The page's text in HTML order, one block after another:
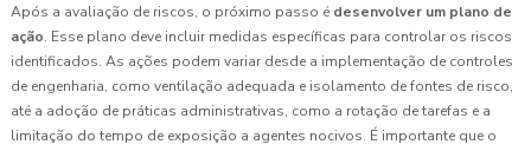
Após a avaliação de riscos, o próximo passo é desenvolver um plano de
ação. Esse plano deve incluir medidas específicas para controlar os riscos
identificados. As ações podem variar desde a implementação de controles
de engenharia, como ventilação adequada e isolamento de fontes de risco,
até a adoção de práticas administrativas, como a rotação de tarefas e a
limitação do tempo de exposição a agentes nocivos. É importante que o